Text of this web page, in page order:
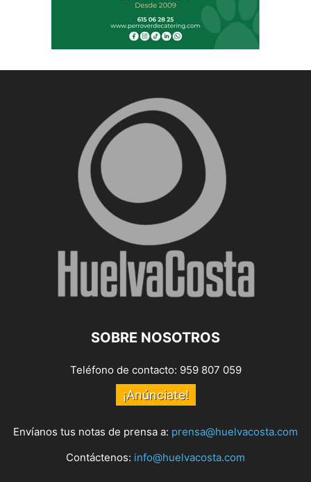
SOBRE NOSOTROS
Teléfono de contacto: 959 807 059
¡Anúnciate!
Envíanos tus notas de prensa a: prensa@huelvacosta.com
Contáctenos: info@huelvacosta.com